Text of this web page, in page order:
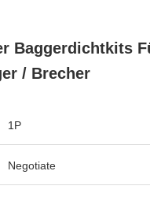
Baggerdichtkits
/ Brecher
1P
Negotiate